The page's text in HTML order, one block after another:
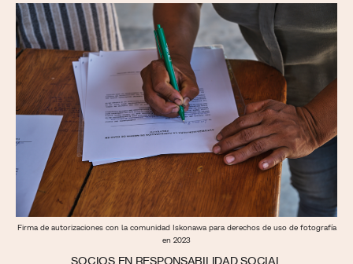
Firma de autorizaciones con la comunidad Iskonawa para derechos de uso de fotografía
en 2023
SOCIOS EN RESPONSABILIDAD SOCIAL